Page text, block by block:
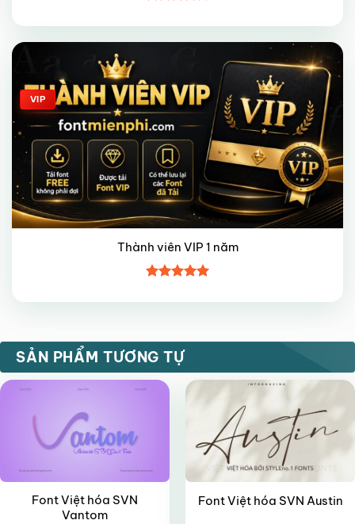
xếp hạng
Giảm giá!
VIP
Thành viên VIP 1 năm
hạng55
SẢN PHẨM TƯƠNG TỰ
VIP
Font Việt hóa SVN
Vantom
Font Việt hóa SVN Austin